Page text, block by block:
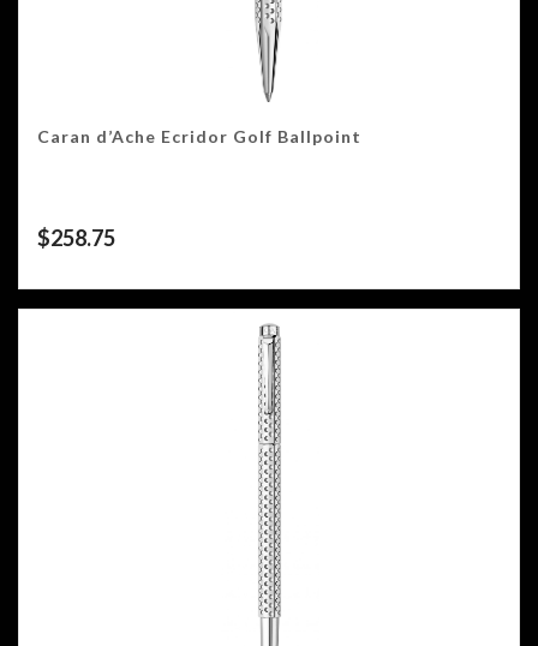
Caran d’Ache Ecridor Golf Ballpoint
$258.75